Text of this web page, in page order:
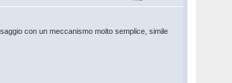
con un meccanismo molto semplice, simile